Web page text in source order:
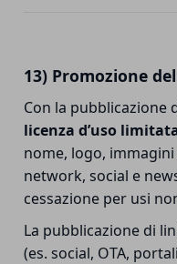
13) Promozione
Con la pubblicazione
licenza d’uso
nome, logo,
network, social e
cessazione per usi
La pubblicazione di
(es. social, OTA,